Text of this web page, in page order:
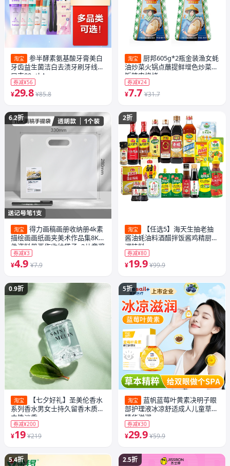
淘宝
参半酵素氨基酸牙膏美白
牙齿益生菌洁白去渍牙刷牙线漱
口支80gtkA
券减¥56
¥29.8 ¥85.8
6.2折
淘宝
得力画稿画册收纳册4k素
描绘画画纸画夹美术作品集8K文
件资料册画作收纳袋子a3儿童奖
状收集册透明海报油画袋
券减¥3
¥4.9 ¥7.9
0.9折
淘宝
【七夕好礼】圣美伦香水
系列香水男女士持久留香木质调
中性淡香
券减¥200
¥19 ¥219
5.4折
淘宝
厨邦605g*2瓶金装渔女蚝
油炒菜火锅点蘸提鲜增色炒菜炒
饭腌肉烧烤
券减¥24
¥7.7 ¥31.7
2折
淘宝
【任选5】海天生抽老抽
酱油蚝油料酒醋拌饭酱鸡精厨房
调味料
券减¥80
¥19.9 ¥99.9
5折
淘宝
蓝帆蓝莓叶黄素决明子眼
部护理液冰凉舒适成人儿童草本
精华滋润
券减¥30
¥29.9 ¥59.9
2.5折